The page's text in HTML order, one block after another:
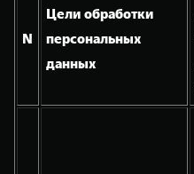
Расширяя границы комфорта
TANK Лизинг
TANK Страхование
Подписки
N
Цели обработки
персональных
данных